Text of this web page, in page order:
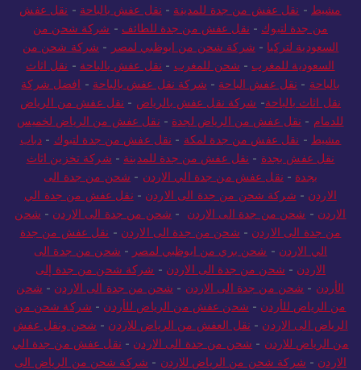
مشيط - نقل عفش من جدة للمدينة - نقل عفش بالباحة - نقل عفش
من جدة لتبوك - نقل عفش من جدة للطائف - شركة شحن من
السعودية لتركيا - شركة شحن من ابوظبي لمصر - شركة شحن من
السعودية للمغرب - شحن للمغرب - نقل عفش بالباحة - نقل اثاث
بالباحة - نقل عفش الباحة - شركة نقل عفش بالباحة - افضل شركة
نقل اثاث بالباحة- شركة نقل عفش بالرياض - نقل عفش من الرياض
للدمام - نقل عفش من الرياض لجدة - نقل عفش من الرياض لخميس
مشيط - نقل عفش من جدة لمكة - نقل عفش من جدة لتبوك - دباب
نقل عفش بجدة - نقل عفش من جدة للمدينة - شركة تخزين اثاث
بجدة - نقل عفش من جدة الي الاردن - شحن من جدة الى
الاردن - شركة شحن من جدة الى الاردن - نقل عفش من جدة الي
الاردن - شحن من جدة الى الاردن - شحن من جدة الى الاردن - شحن
من جدة الى الاردن - شحن من جدة الى الاردن - نقل عفش من جدة
الي الاردن - شحن بري من ابوظبي لمصر - شحن من جدة الى
الاردن - شحن من جدة الى الاردن - شركة شحن من جدة إلى
الأردن - شحن من جدة الى الاردن - شحن من جدة الى الاردن - شحن
من الرياض للأردن - شحن عفش من الرياض للأردن - شركة شحن من
الرياض الى الاردن - نقل العفش من الرياض للاردن - شحن ونقل عفش
من الرياض للاردن - شحن من جدة الى الاردن - نقل عفش من جدة الي
الاردن - شركة شحن من الرياض للاردن - شركة شحن من الرياض الى